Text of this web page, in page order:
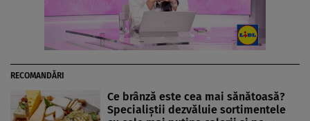
RECOMANDĂRI
Ce brânză este cea mai sănătoasă?
Specialiștii dezvăluie sortimentele